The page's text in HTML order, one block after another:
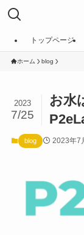
トップページ
ホーム blog
お水
2023
7/25
blog 2023年7